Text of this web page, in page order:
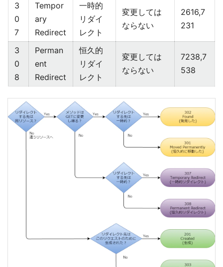
3
0
7
Tempor
ary
Redirect
一時的
リダイ
レクト
変更しては
ならない
2616,7
231
3
0
8
Perman
ent
Redirect
恒久的
リダイ
レクト
変更しては
ならない
7238,7
538